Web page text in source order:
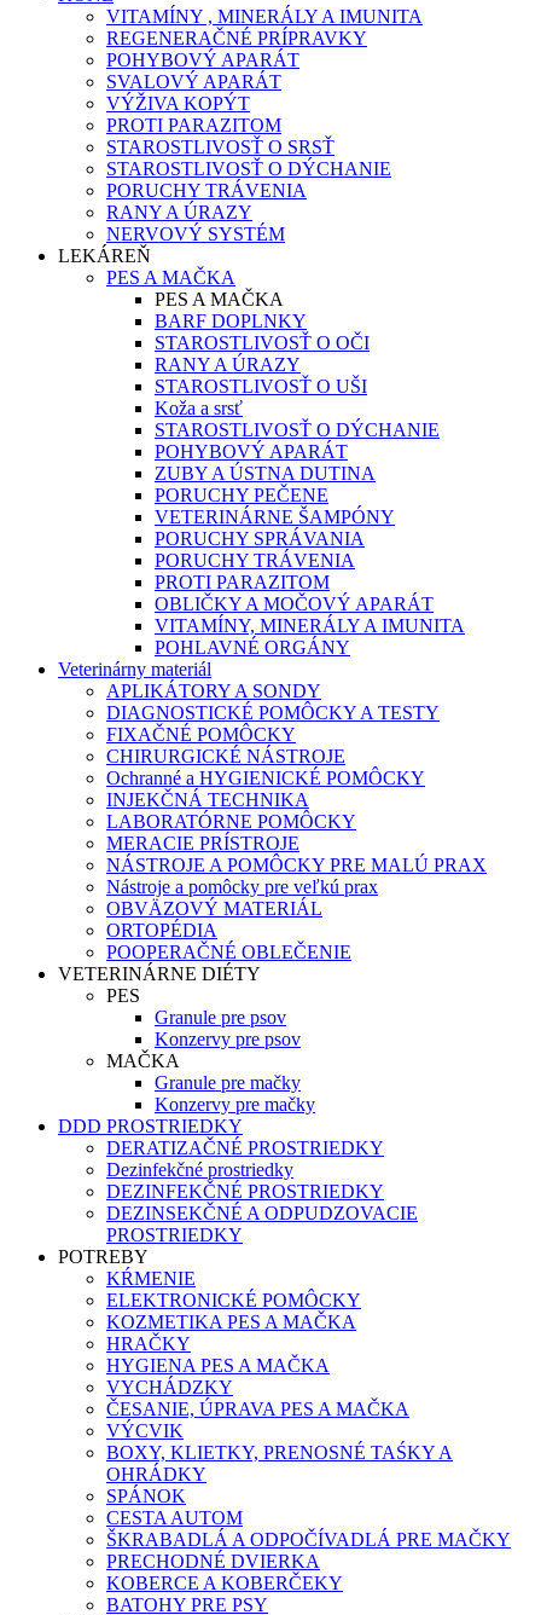
VITAMÍNY , MINERÁLY A IMUNITA
REGENERAČNÉ PRÍPRAVKY
POHYBOVÝ APARÁT
SVALOVÝ APARÁT
VÝŽIVA KOPÝT
PROTI PARAZITOM
STAROSTLIVOSŤ O SRSŤ
STAROSTLIVOSŤ O DÝCHANIE
PORUCHY TRÁVENIA
RANY A ÚRAZY
NERVOVÝ SYSTÉM
LEKÁREŇ
PES A MAČKA
PES A MAČKA
BARF DOPLNKY
STAROSTLIVOSŤ O OČI
RANY A ÚRAZY
STAROSTLIVOSŤ O UŠI
Koža a srsť
STAROSTLIVOSŤ O DÝCHANIE
POHYBOVÝ APARÁT
ZUBY A ÚSTNA DUTINA
PORUCHY PEČENE
VETERINÁRNE ŠAMPÓNY
PORUCHY SPRÁVANIA
PORUCHY TRÁVENIA
PROTI PARAZITOM
OBLIČKY A MOČOVÝ APARÁT
VITAMÍNY, MINERÁLY A IMUNITA
POHLAVNÉ ORGÁNY
Veterinárny materiál
APLIKÁTORY A SONDY
DIAGNOSTICKÉ POMÔCKY A TESTY
FIXAČNÉ POMÔCKY
CHIRURGICKÉ NÁSTROJE
Ochranné a HYGIENICKÉ POMÔCKY
INJEKČNÁ TECHNIKA
LABORATÓRNE POMÔCKY
MERACIE PRÍSTROJE
NÁSTROJE A POMÔCKY PRE MALÚ PRAX
Nástroje a pomôcky pre veľkú prax
OBVÄZOVÝ MATERIÁL
ORTOPÉDIA
POOPERAČNÉ OBLEČENIE
VETERINÁRNE DIÉTY
PES
Granule pre psov
Konzervy pre psov
MAČKA
Granule pre mačky
Konzervy pre mačky
DDD PROSTRIEDKY
DERATIZAČNÉ PROSTRIEDKY
Dezinfekčné prostriedky
DEZINFEKČNÉ PROSTRIEDKY
DEZINSEKČNÉ A ODPUDZOVACIE
PROSTRIEDKY
POTREBY
KŔMENIE
ELEKTRONICKÉ POMÔCKY
KOZMETIKA PES A MAČKA
HRAČKY
HYGIENA PES A MAČKA
VYCHÁDZKY
ČESANIE, ÚPRAVA PES A MAČKA
VÝCVIK
BOXY, KLIETKY, PRENOSNÉ TAŚKY A
OHRÁDKY
SPÁNOK
CESTA AUTOM
ŠKRABADLÁ A ODPOČÍVADLÁ PRE MAČKY
PRECHODNÉ DVIERKA
KOBERCE A KOBERČEKY
BATOHY PRE PSY